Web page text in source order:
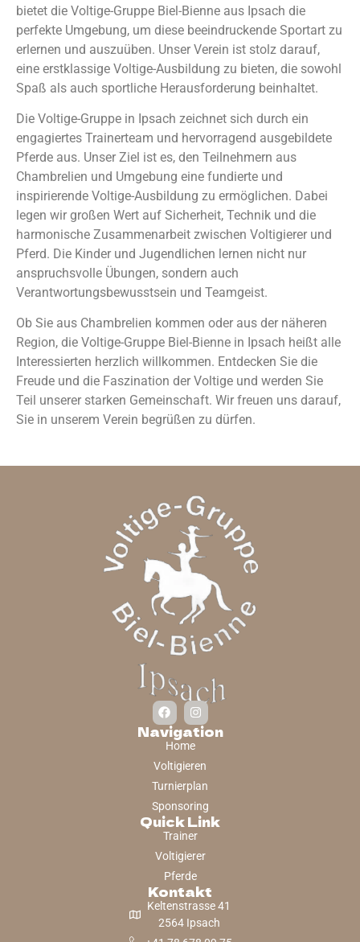
bietet die Voltige-Gruppe Biel-Bienne aus Ipsach die
perfekte Umgebung, um diese beeindruckende Sportart zu
erlernen und auszuüben. Unser Verein ist stolz darauf,
eine erstklassige Voltige-Ausbildung zu bieten, die sowohl
Spaß als auch sportliche Herausforderung beinhaltet.
Die Voltige-Gruppe in Ipsach zeichnet sich durch ein
engagiertes Trainerteam und hervorragend ausgebildete
Pferde aus. Unser Ziel ist es, den Teilnehmern aus
Chambrelien und Umgebung eine fundierte und
inspirierende Voltige-Ausbildung zu ermöglichen. Dabei
legen wir großen Wert auf Sicherheit, Technik und die
harmonische Zusammenarbeit zwischen Voltigierer und
Pferd. Die Kinder und Jugendlichen lernen nicht nur
anspruchsvolle Übungen, sondern auch
Verantwortungsbewusstsein und Teamgeist.
Ob Sie aus Chambrelien kommen oder aus der näheren
Region, die Voltige-Gruppe Biel-Bienne in Ipsach heißt alle
Interessierten herzlich willkommen. Entdecken Sie die
Freude und die Faszination der Voltige und werden Sie
Teil unserer starken Gemeinschaft. Wir freuen uns darauf,
Sie in unserem Verein begrüßen zu dürfen.
Navigation
Home
Voltigieren
Turnierplan
Sponsoring
Quick Link
Trainer
Voltigierer
Pferde
Kontakt
Keltenstrasse 41
2564 Ipsach